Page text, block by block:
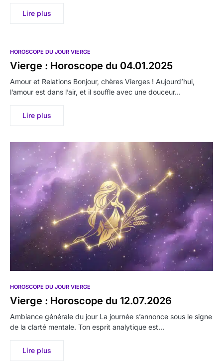
Lire plus
HOROSCOPE DU JOUR VIERGE
Vierge : Horoscope du 04.01.2025
Amour et Relations Bonjour, chères Vierges ! Aujourd’hui,
l’amour est dans l’air, et il souffle avec une douceur…
Lire plus
HOROSCOPE DU JOUR VIERGE
Vierge : Horoscope du 12.07.2026
Ambiance générale du jour La journée s’annonce sous le signe
de la clarté mentale. Ton esprit analytique est…
Lire plus